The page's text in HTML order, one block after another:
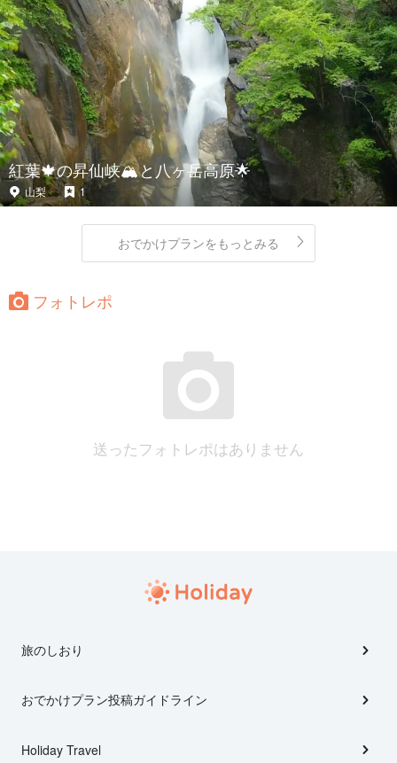
紅葉🍁の昇仙峡🏔と八ヶ岳高原🌟
山梨 1
おでかけプランをもっとみる
フォトレポ
送ったフォトレポはありません
旅のしおり
おでかけプラン投稿ガイドライン
Holiday Travel